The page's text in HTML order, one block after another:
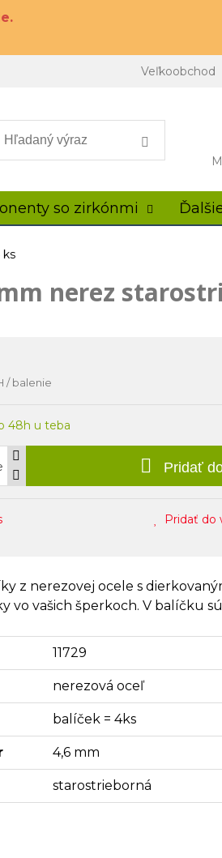
Veľkoobchod
so zirkónmi
ks
nerez
/ balenie
48h u teba
Pridať
Pridať do
z nerezovej ocele s
vo vašich šperkoch. V balíčku
11729
nerezová oceľ
balíček = 4ks
4,6 mm
starostrieborná